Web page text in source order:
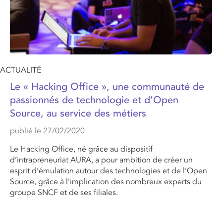
ACTUALITÉ
Le « Hacking Office », une communauté de
passionnés de technologie et d’Open
Source, au service des métiers
publié le 27/02/2020
Le Hacking Office, né grâce au dispositif
d’intrapreneuriat AURA, a pour ambition de créer un
esprit d’émulation autour des technologies et de l’Open
Source, grâce à l’implication des nombreux experts du
groupe SNCF et de ses filiales.